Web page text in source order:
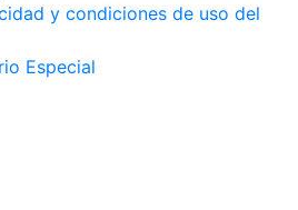
y condiciones de uso del
Especial